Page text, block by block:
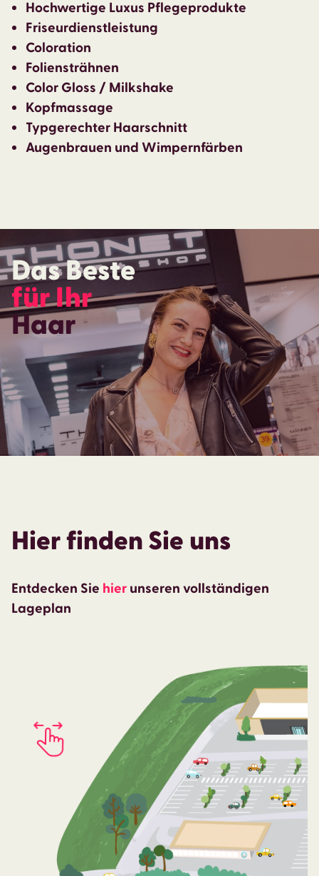
Hochwertige Luxus Pflegeprodukte
Friseurdienstleistung
Coloration
Foliensträhnen
Color Gloss / Milkshake
Kopfmassage
Typgerechter Haarschnitt
Augenbrauen und Wimpernfärben
Das Beste
für Ihr
Haar
Hier finden Sie uns
Entdecken Sie hier unseren vollständigen
Lageplan